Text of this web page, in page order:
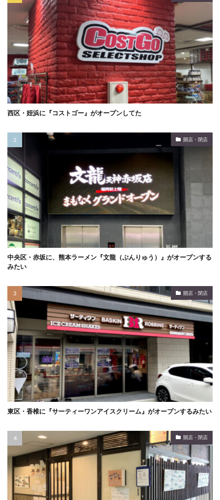
西区・姪浜に『コストゴー』がオープンしてた
開店・閉店
中央区・赤坂に、熊本ラーメン『文龍（ぶんりゅう）』がオープンする
みたい
開店・閉店
東区・香椎に『サーティーワンアイスクリーム』がオープンするみたい
開店・閉店